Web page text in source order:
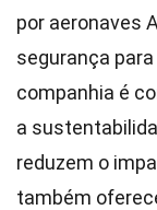
por aeronaves
segurança
companhia é
a
reduzem o
também